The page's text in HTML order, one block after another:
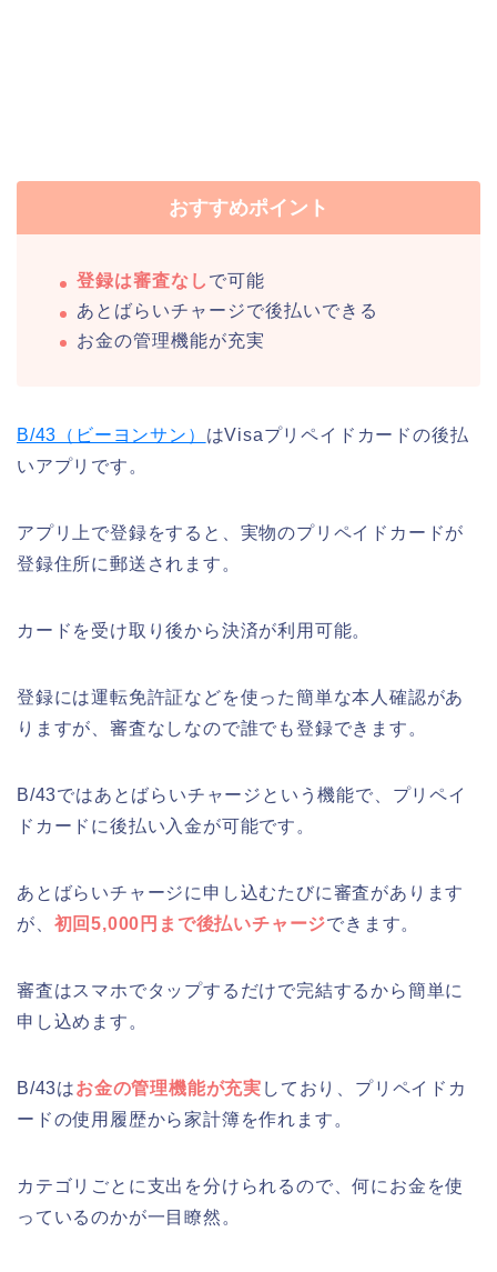
おすすめポイント
登録は審査なし で可能
あとばらいチャージで後払いできる
お金の管理機能が充実
B/43（ビーヨンサン） はVisaプリペイドカードの後払
いアプリです。
アプリ上で登録をすると、実物のプリペイドカードが
登録住所に郵送されます。
カードを受け取り後から決済が利用可能。
登録には運転免許証などを使った簡単な本人確認があ
りますが、審査なしなので誰でも登録できます。
B/43ではあとばらいチャージという機能で、プリペイ
ドカードに後払い入金が可能です。
あとばらいチャージに申し込むたびに審査があります
が、 初回5,000円まで後払いチャージできます。
審査はスマホでタップするだけで完結するから簡単に
申し込めます。
B/43はお金の管理機能が充実 しており、プリペイドカ
ードの使用履歴から家計簿を作れます。
カテゴリごとに支出を分けられるので、何にお金を使
っているのかが一目瞭然。